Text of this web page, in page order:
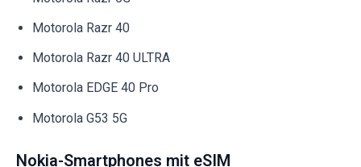
Motorola Razr 40
Motorola Razr 40 ULTRA
Motorola EDGE 40 Pro
Motorola G53 5G
Nokia-Smartphones mit eSIM